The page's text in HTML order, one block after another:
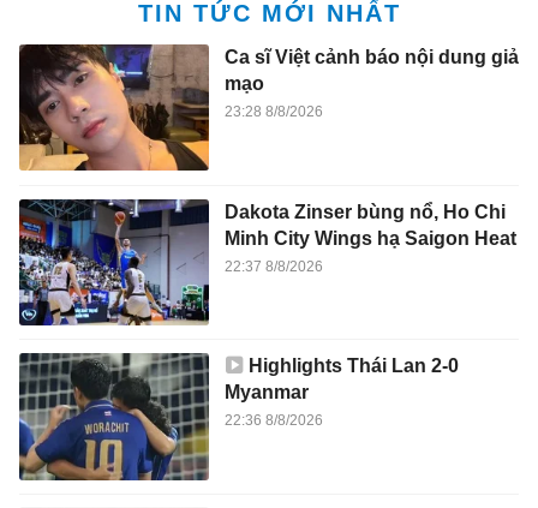
TIN TỨC MỚI NHẤT
Ca sĩ Việt cảnh báo nội dung giả
mạo
23:28 8/8/2026
Dakota Zinser bùng nổ, Ho Chi
Minh City Wings hạ Saigon Heat
22:37 8/8/2026
Highlights Thái Lan 2-0
Myanmar
22:36 8/8/2026